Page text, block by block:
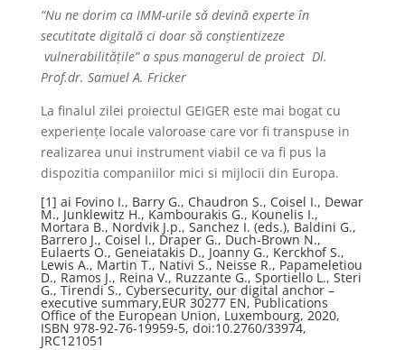
“Nu ne dorim ca IMM-urile să devină experte în
secutitate digitală ci doar să conștientizeze
vulnerabilitățile” a spus managerul de proiect Dl.
Prof.dr. Samuel A. Fricker
La finalul zilei proiectul GEIGER este mai bogat cu
experiențe locale valoroase care vor fi transpuse in
realizarea unui instrument viabil ce va fi pus la
dispozitia companiilor mici si mijlocii din Europa.
[1] ai Fovino I., Barry G., Chaudron S., Coisel I., Dewar
M., Junklewitz H., Kambourakis G., Kounelis I.,
Mortara B., Nordvik J.p., Sanchez I. (eds.), Baldini G.,
Barrero J., Coisel I., Draper G., Duch-Brown N.,
Eulaerts O., Geneiatakis D., Joanny G., Kerckhof S.,
Lewis A., Martin T., Nativi S., Neisse R., Papameletiou
D., Ramos J., Reina V., Ruzzante G., Sportiello L., Steri
G., Tirendi S., Cybersecurity, our digital anchor –
executive summary,EUR 30277 EN, Publications
Office of the European Union, Luxembourg, 2020,
ISBN 978-92-76-19959-5, doi:10.2760/33974,
JRC121051